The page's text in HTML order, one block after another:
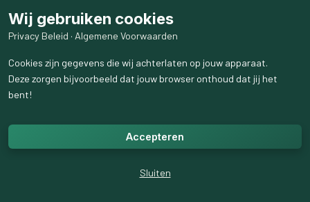
Wij gebruiken cookies
Privacy Beleid · Algemene Voorwaarden
Cookies zijn gegevens die wij achterlaten op jouw apparaat.
Deze zorgen bijvoorbeeld dat jouw browser onthoud dat jij het
bent!
Accepteren
Sluiten